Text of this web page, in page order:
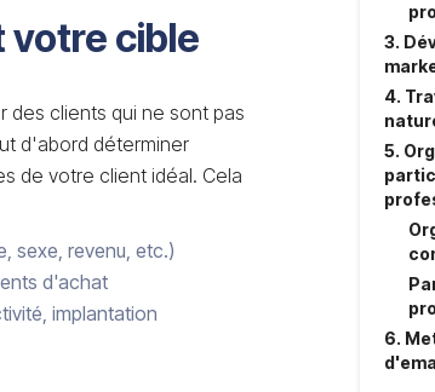
votre cible
des clients qui ne sont pas
d'abord déterminer
de votre client idéal. Cela
sexe, revenu, etc.)
d'achat
implantation
3.
4.
5.
6.